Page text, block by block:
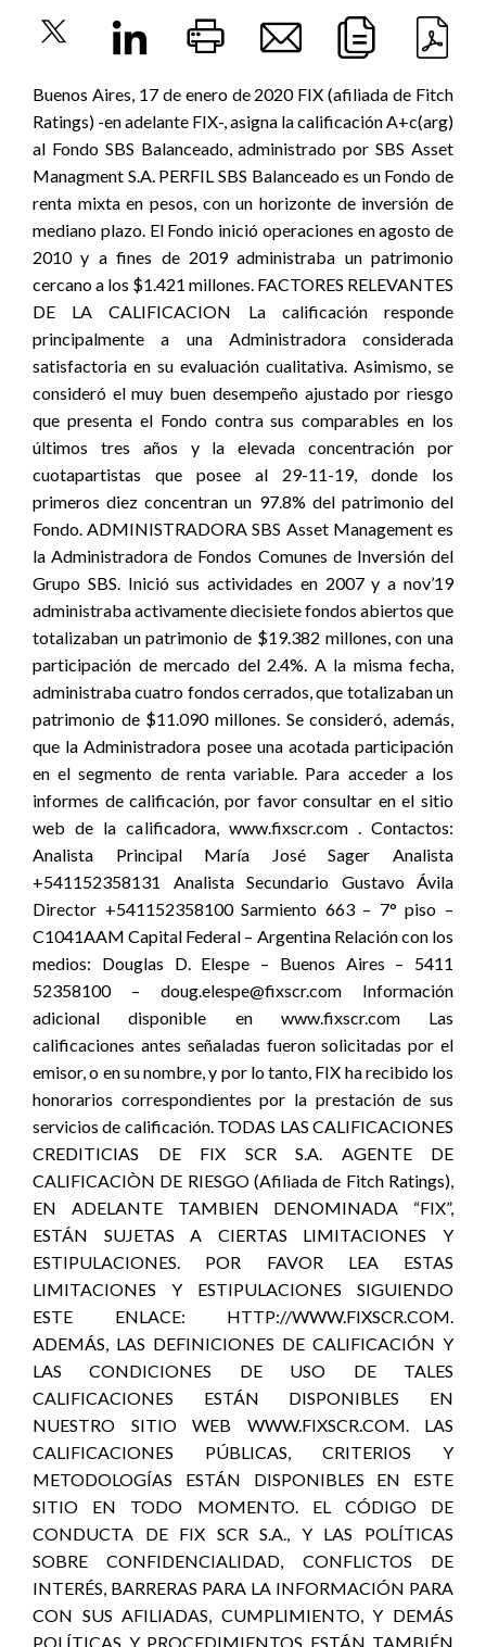
Buenos Aires, 17 de enero de 2020 FIX (afiliada de Fitch
Ratings) -en adelante FIX-, asigna la calificación A+c(arg)
al Fondo SBS Balanceado, administrado por SBS Asset
Managment S.A. PERFIL SBS Balanceado es un Fondo de
renta mixta en pesos, con un horizonte de inversión de
mediano plazo. El Fondo inició operaciones en agosto de
2010 y a fines de 2019 administraba un patrimonio
cercano a los $1.421 millones. FACTORES RELEVANTES
DE LA CALIFICACION La calificación responde
principalmente a una Administradora considerada
satisfactoria en su evaluación cualitativa. Asimismo, se
consideró el muy buen desempeño ajustado por riesgo
que presenta el Fondo contra sus comparables en los
últimos tres años y la elevada concentración por
cuotapartistas que posee al 29-11-19, donde los
primeros diez concentran un 97.8% del patrimonio del
Fondo. ADMINISTRADORA SBS Asset Management es
la Administradora de Fondos Comunes de Inversión del
Grupo SBS. Inició sus actividades en 2007 y a nov’19
administraba activamente diecisiete fondos abiertos que
totalizaban un patrimonio de $19.382 millones, con una
participación de mercado del 2.4%. A la misma fecha,
administraba cuatro fondos cerrados, que totalizaban un
patrimonio de $11.090 millones. Se consideró, además,
que la Administradora posee una acotada participación
en el segmento de renta variable. Para acceder a los
informes de calificación, por favor consultar en el sitio
web de la calificadora, www.fixscr.com . Contactos:
Analista Principal María José Sager Analista
+541152358131 Analista Secundario Gustavo Ávila
Director +541152358100 Sarmiento 663 – 7° piso –
C1041AAM Capital Federal – Argentina Relación con los
medios: Douglas D. Elespe – Buenos Aires – 5411
52358100 – doug.elespe@fixscr.com Información
adicional disponible en www.fixscr.com Las
calificaciones antes señaladas fueron solicitadas por el
emisor, o en su nombre, y por lo tanto, FIX ha recibido los
honorarios correspondientes por la prestación de sus
servicios de calificación. TODAS LAS CALIFICACIONES
CREDITICIAS DE FIX SCR S.A. AGENTE DE
CALIFICACIÒN DE RIESGO (Afiliada de Fitch Ratings),
EN ADELANTE TAMBIEN DENOMINADA “FIX”,
ESTÁN SUJETAS A CIERTAS LIMITACIONES Y
ESTIPULACIONES. POR FAVOR LEA ESTAS
LIMITACIONES Y ESTIPULACIONES SIGUIENDO
ESTE ENLACE: HTTP://WWW.FIXSCR.COM.
ADEMÁS, LAS DEFINICIONES DE CALIFICACIÓN Y
LAS CONDICIONES DE USO DE TALES
CALIFICACIONES ESTÁN DISPONIBLES EN
NUESTRO SITIO WEB WWW.FIXSCR.COM. LAS
CALIFICACIONES PÚBLICAS, CRITERIOS Y
METODOLOGÍAS ESTÁN DISPONIBLES EN ESTE
SITIO EN TODO MOMENTO. EL CÓDIGO DE
CONDUCTA DE FIX SCR S.A., Y LAS POLÍTICAS
SOBRE CONFIDENCIALIDAD, CONFLICTOS DE
INTERÉS, BARRERAS PARA LA INFORMACIÓN PARA
CON SUS AFILIADAS, CUMPLIMIENTO, Y DEMÁS
POLÍTICAS Y PROCEDIMIENTOS ESTÁN TAMBIÉN